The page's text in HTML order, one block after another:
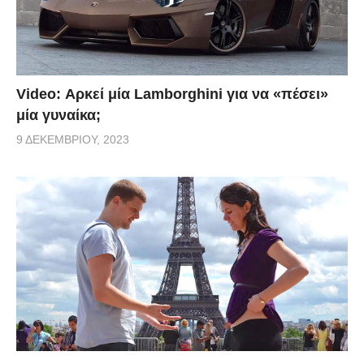
Video: Αρκεί μία Lamborghini για να «πέσει»
μία γυναίκα;
9 ΔΕΚΕΜΒΡΊΟΥ, 2023